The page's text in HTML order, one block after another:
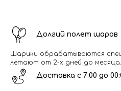
Долгий полет шаров
Шарики обрабатываются
летают от 2-х дней до месяца.
Доставка с 7:00 до